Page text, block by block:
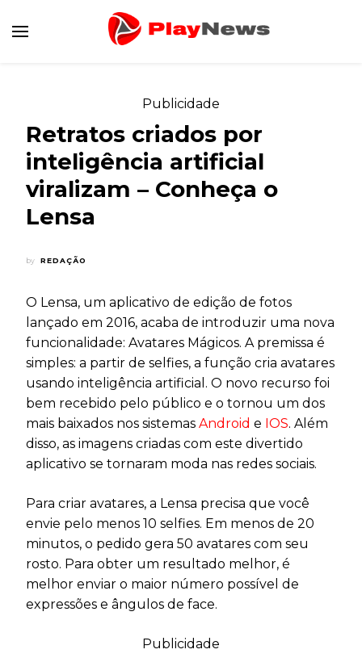
Publicidade
Retratos criados por
inteligência artificial
viralizam – Conheça o
Lensa
by REDAÇÃO
O Lensa, um aplicativo de edição de fotos
lançado em 2016, acaba de introduzir uma nova
funcionalidade: Avatares Mágicos. A premissa é
simples: a partir de selfies, a função cria avatares
usando inteligência artificial. O novo recurso foi
bem recebido pelo público e o tornou um dos
mais baixados nos sistemas Android e IOS. Além
disso, as imagens criadas com este divertido
aplicativo se tornaram moda nas redes sociais.
Para criar avatares, a Lensa precisa que você
envie pelo menos 10 selfies. Em menos de 20
minutos, o pedido gera 50 avatares com seu
rosto. Para obter um resultado melhor, é
melhor enviar o maior número possível de
expressões e ângulos de face.
Publicidade